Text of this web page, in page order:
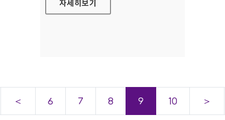
129 보건복지부 (ANDROID VER. 4.4)
자세히보기
＜ 6 7 8 9 10 ＞